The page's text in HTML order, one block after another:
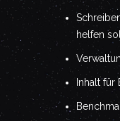
helfen
Inhalt für